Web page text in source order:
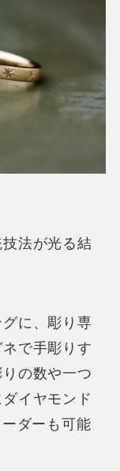
法が光る結
に、彫り専
で手彫りす
の数や一つ
イヤモンド
ダーも可能